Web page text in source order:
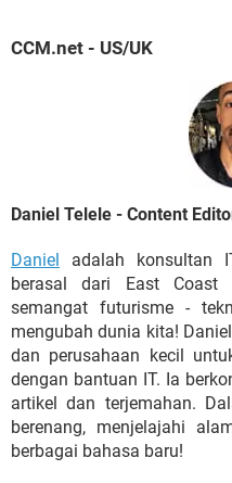
CCM.net - US/UK
Daniel Telele - Content
Daniel adalah konsultan
berasal dari East Coast
semangat futurisme -
mengubah dunia kita!
dan perusahaan kecil
dengan bantuan IT. Ia
artikel dan terjemahan.
berenang, menjelajahi
berbagai bahasa baru!